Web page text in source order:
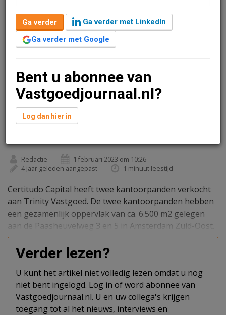
Redactie
1 februari 2023 om 10:26
4 jaar geleden aangepast
1 minuut leestijd
Certitudo Capital heeft twee kantoorpanden verkocht
aan Trinity Vastgoed. De twee kantoorpanden hebben
een gezamenlijk oppervlak van ca. 6.500 m2 gelegen
aan de Paasheuvelweg 3 en 5 in Amsterdam Zuid-Oost.
Verder lezen?
U kunt het artikel niet volledig lezen omdat u nog
niet bent ingelogd. Log in of word abonnee van
Vastgoedjournaal.nl. U en uw collega's krijgen
toegang tot al het nieuws, interviews en
Ga verder
Ga verder met LinkedIn
Ga verder met Google
Bent u abonnee van
Vastgoedjournaal.nl?
Log dan hier in